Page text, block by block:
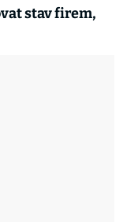
stav firem,